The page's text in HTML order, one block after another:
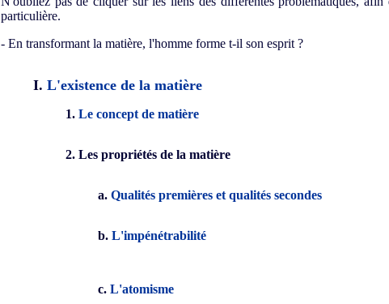
particulière.
- En transformant la matière, l'homme forme t-il son esprit ?
I. L'existence de la matière
1. Le concept de matière
2. Les propriétés de la matière
a. Qualités premières et qualités secondes
b. L'impénétrabilité
c. L'atomisme